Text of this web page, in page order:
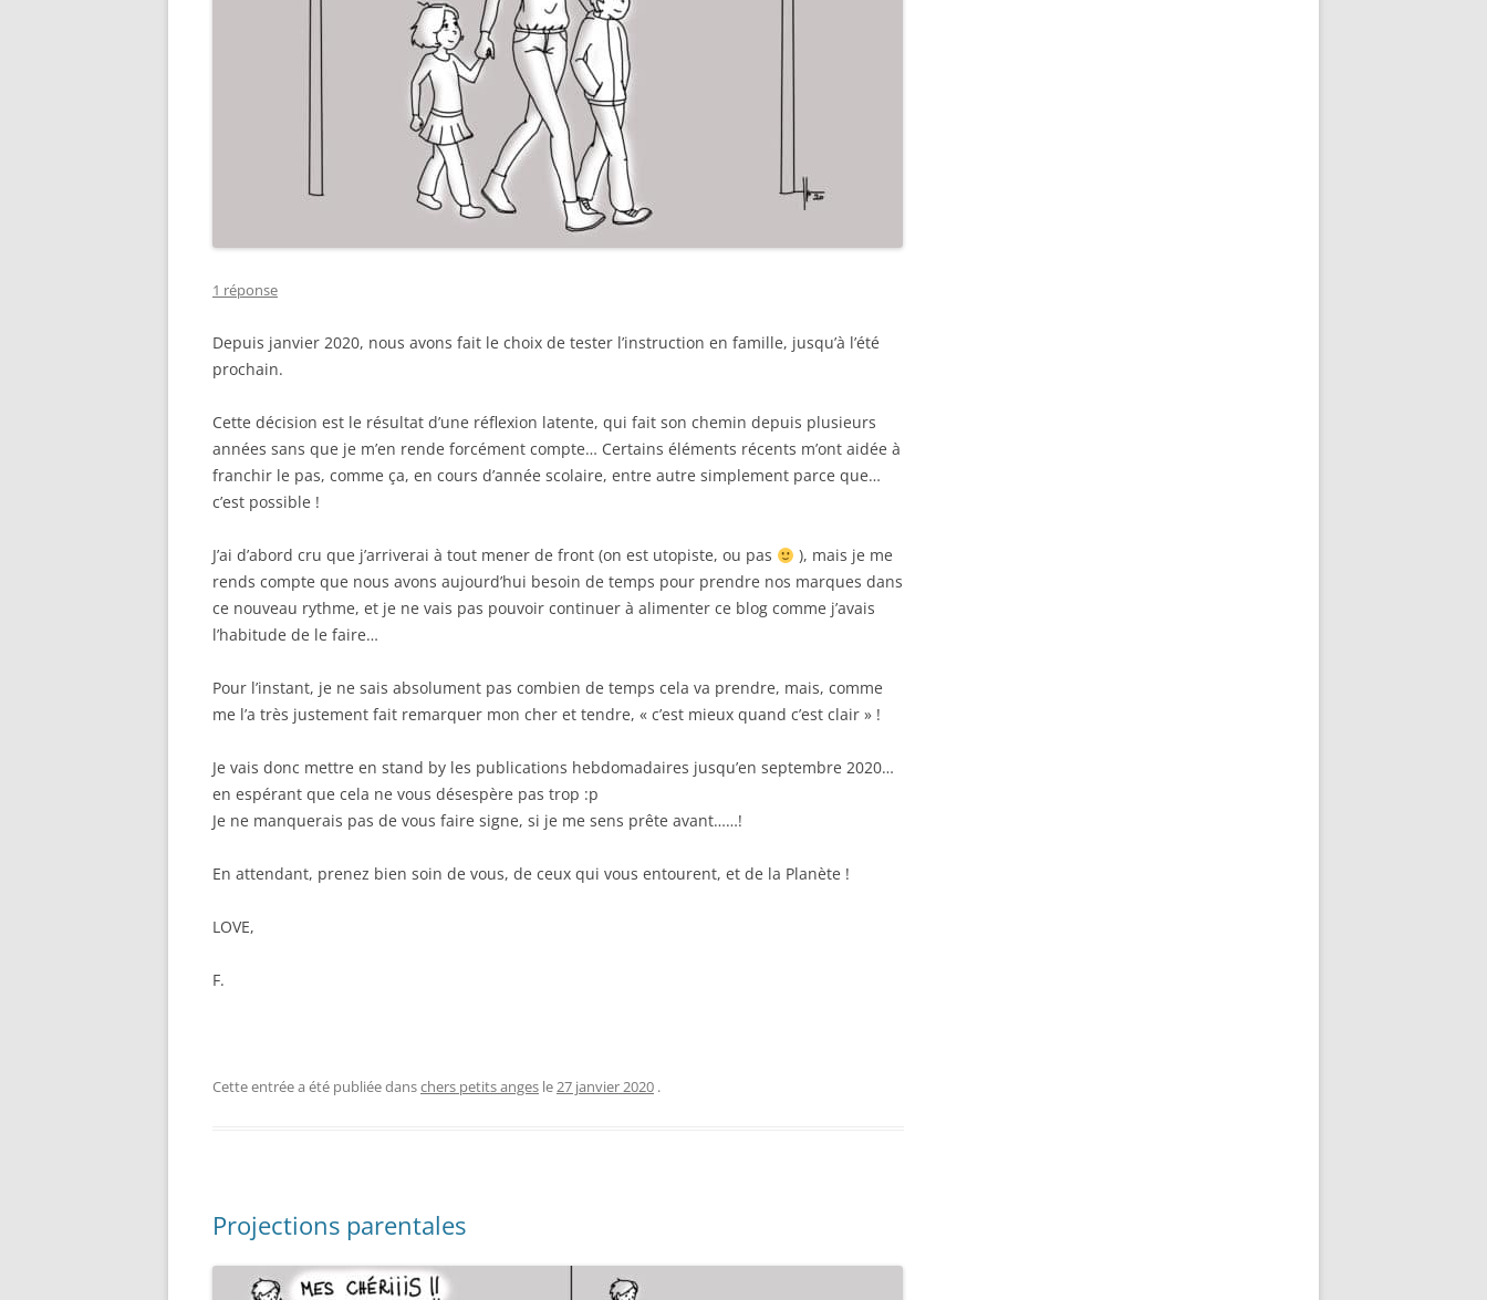
1 réponse
Depuis janvier 2020, nous avons fait le choix de tester l’instruction en famille, jusqu’à l’été
prochain.
Cette décision est le résultat d’une réflexion latente, qui fait son chemin depuis plusieurs
années sans que je m’en rende forcément compte… Certains éléments récents m’ont aidée à
franchir le pas, comme ça, en cours d’année scolaire, entre autre simplement parce que…
c’est possible !
J’ai d’abord cru que j’arriverai à tout mener de front (on est utopiste, ou pas
), mais je me
rends compte que nous avons aujourd’hui besoin de temps pour prendre nos marques dans
ce nouveau rythme, et je ne vais pas pouvoir continuer à alimenter ce blog comme j’avais
l’habitude de le faire…
Pour l’instant, je ne sais absolument pas combien de temps cela va prendre, mais, comme
me l’a très justement fait remarquer mon cher et tendre, « c’est mieux quand c’est clair » !
Je vais donc mettre en stand by les publications hebdomadaires jusqu’en septembre 2020…
en espérant que cela ne vous désespère pas trop :p
Je ne manquerais pas de vous faire signe, si je me sens prête avant……!
En attendant, prenez bien soin de vous, de ceux qui vous entourent, et de la Planète !
LOVE,
F.
Cette entrée a été publiée danschers petits anges le27 janvier 2020 .
Projections parentales